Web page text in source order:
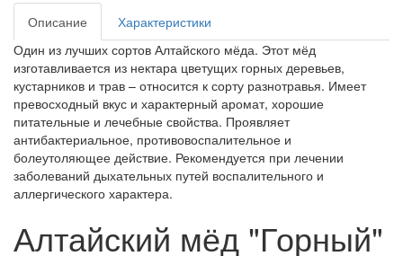
Описание
Характеристики
Один из лучших сортов Алтайского мёда. Этот мёд
изготавливается из нектара цветущих горных деревьев,
кустарников и трав – относится к сорту разнотравья. Имеет
превосходный вкус и характерный аромат, хорошие
питательные и лечебные свойства. Проявляет
антибактериальное, противовоспалительное и
болеутоляющее действие. Рекомендуется при лечении
заболеваний дыхательных путей воспалительного и
аллергического характера.
Алтайский мёд "Горный"